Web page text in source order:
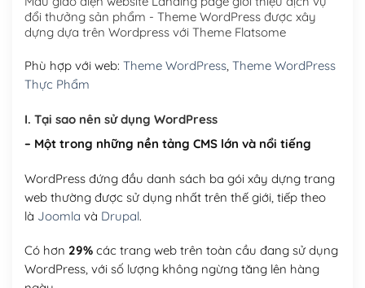
Hosting 3GB SSD (1 năm)(+550,000₫)
Hosting 5GB SSD (1 năm) (+650,000₫)
Hosting 8GB SSD (1 năm)
đổi thưởng sản phẩm - Theme WordPress được xây
dựng dựa trên Wordpress với Theme Flatsome
Phù hợp với web: Theme WordPress, Theme WordPress
Thực Phẩm
I. Tại sao nên sử dụng WordPress
– Một trong những nền tảng CMS lớn và nổi tiếng
WordPress đứng đầu danh sách ba gói xây dựng trang
web thường được sử dụng nhất trên thế giới, tiếp theo
là Joomla và Drupal.
Có hơn 29%các trang web trên toàn cầu đang sử dụng
WordPress, với số lượng không ngừng tăng lên hàng